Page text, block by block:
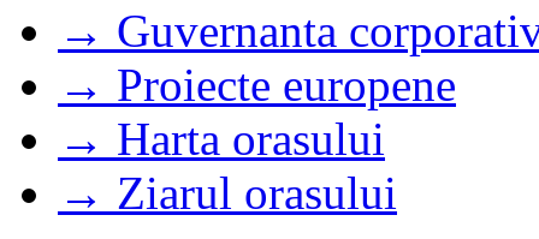
→ Guvernanta
→ Proiecte europene
→ Harta orasului
→ Ziarul orasului